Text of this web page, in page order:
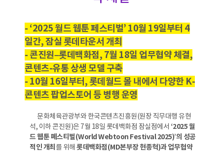
- ‘2025 월드 웹툰 페스티벌’ 10월 19일부터 4
일간, 잠실 롯데타운서 개최
- 콘진원–롯데백화점, 7월 18일 업무협약 체결,
콘텐츠-유통 상생 모델 구축
- 10월 16일부터, 롯데월드 몰 내에서 다양한 K-
콘텐츠 팝업스토어 등 병행 운영
문화체육관광부와 한국콘텐츠진흥원(원장 직무대행 유현
석, 이하 콘진원)은 7월 18일 롯데백화점 잠실점에서 ‘2025 월
드 웹툰 페스티벌(World Webtoon Festival 2025)’의 성공
적인 개최 를 위해 롯데백화점(MD본부장 현종혁)과 업무협약